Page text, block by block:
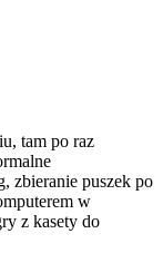
tam po raz
zbieranie puszek po
w
z kasety do